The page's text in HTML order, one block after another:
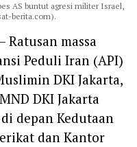
AS buntut agresi militer Israel,
berita.com).
– Ratusan massa
Peduli Iran (API)
DKI Jakarta,
DKI Jakarta
depan Kedutaan
dan Kantor